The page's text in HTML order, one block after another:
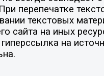
перепечатке
текстовых
сайта на иных
на